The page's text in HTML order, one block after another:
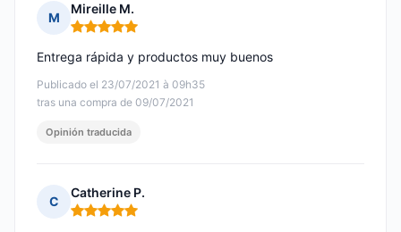
M
Mireille M.
Nota: 5 de 5
Publicado el 23/07/2021 à 09h35
tras una compra de 09/07/2021
Entrega rápida y productos muy buenos
Opinión traducida
C
Catherine P.
Nota: 5 de 5